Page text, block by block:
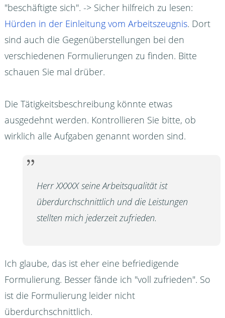
"beschäftigte sich". -> Sicher hilfreich zu lesen:
Hürden in der Einleitung vom Arbeitszeugnis. Dort
sind auch die Gegenüberstellungen bei den
verschiedenen Formulierungen zu finden. Bitte
schauen Sie mal drüber.
Die Tätigkeitsbeschreibung könnte etwas
ausgedehnt werden. Kontrollieren Sie bitte, ob
wirklich alle Aufgaben genannt worden sind.
Herr XXXXX seine Arbeitsqualität ist
überdurchschnittlich und die Leistungen
stellten mich jederzeit zufrieden.
Ich glaube, das ist eher eine befriedigende
Formulierung. Besser fände ich "voll zufrieden". So
ist die Formulierung leider nicht
überdurchschnittlich.